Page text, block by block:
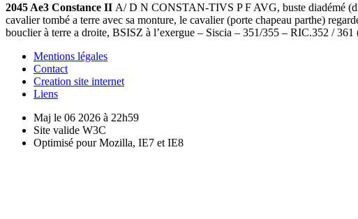
2045 Ae3 Constance II A/ D N CONSTAN-TIVS P F AVG, buste diadémé
cavalier tombé a terre avec sa monture, le cavalier (porte chapeau parthe)
bouclier à terre a droite, BSISZ à l’exergue – Siscia – 351/355 – RIC.352 / 361
Mentions légales
Contact
Creation site internet
Liens
Maj le 06 2026 à 22h59
Site valide W3C
Optimisé pour Mozilla, IE7 et IE8